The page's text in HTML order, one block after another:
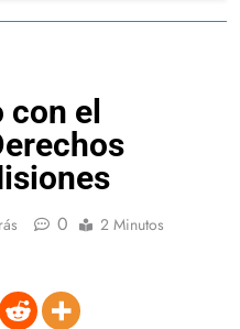
el
0 2 Minutos